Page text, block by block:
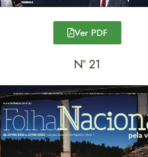
Ver PDF
Nº 21